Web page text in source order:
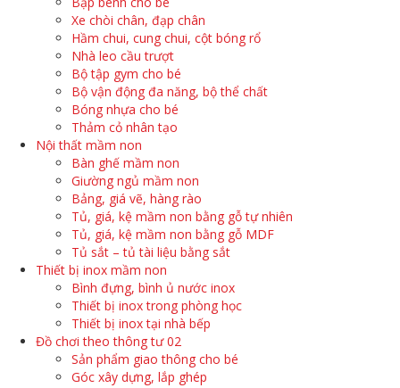
Xe chòi chân, đạp chân
Hầm chui, cung chui, cột bóng rổ
Nhà leo cầu trượt
Bộ tập gym cho bé
Bộ vận động đa năng, bộ thể chất
Bóng nhựa cho bé
Thảm cỏ nhân tạo
Nội thất mầm non
Bàn ghế mầm non
Giường ngủ mầm non
Bảng, giá vẽ, hàng rào
Tủ, giá, kệ mầm non bằng gỗ tự nhiên
Tủ, giá, kệ mầm non bằng gỗ MDF
Tủ sắt – tủ tài liệu bằng sắt
Thiết bị inox mầm non
Bình đựng, bình ủ nước inox
Thiết bị inox trong phòng học
Thiết bị inox tại nhà bếp
Đồ chơi theo thông tư 02
Sản phẩm giao thông cho bé
Góc xây dựng, lắp ghép